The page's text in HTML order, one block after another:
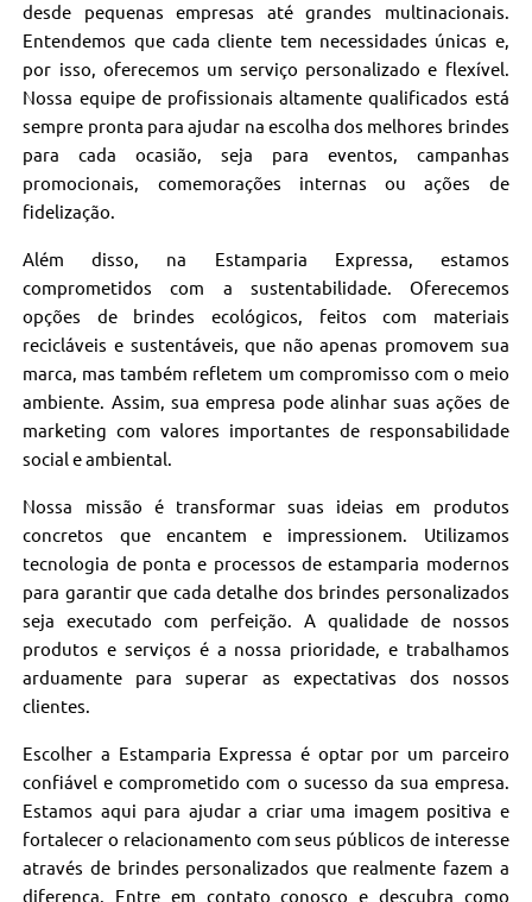
desde pequenas empresas até grandes multinacionais.
Entendemos que cada cliente tem necessidades únicas e,
por isso, oferecemos um serviço personalizado e flexível.
Nossa equipe de profissionais altamente qualificados está
sempre pronta para ajudar na escolha dos melhores brindes
para cada ocasião, seja para eventos, campanhas
promocionais, comemorações internas ou ações de
fidelização.
Além disso, na Estamparia Expressa, estamos
comprometidos com a sustentabilidade. Oferecemos
opções de brindes ecológicos, feitos com materiais
recicláveis e sustentáveis, que não apenas promovem sua
marca, mas também refletem um compromisso com o meio
ambiente. Assim, sua empresa pode alinhar suas ações de
marketing com valores importantes de responsabilidade
social e ambiental.
Nossa missão é transformar suas ideias em produtos
concretos que encantem e impressionem. Utilizamos
tecnologia de ponta e processos de estamparia modernos
para garantir que cada detalhe dos brindes personalizados
seja executado com perfeição. A qualidade de nossos
produtos e serviços é a nossa prioridade, e trabalhamos
arduamente para superar as expectativas dos nossos
clientes.
Escolher a Estamparia Expressa é optar por um parceiro
confiável e comprometido com o sucesso da sua empresa.
Estamos aqui para ajudar a criar uma imagem positiva e
fortalecer o relacionamento com seus públicos de interesse
através de brindes personalizados que realmente fazem a
diferença. Entre em contato conosco e descubra como